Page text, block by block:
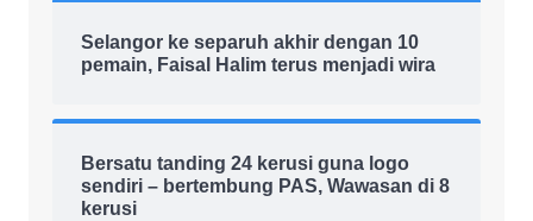
Selangor ke separuh akhir dengan 10
pemain, Faisal Halim terus menjadi wira
Bersatu tanding 24 kerusi guna logo
sendiri – bertembung PAS, Wawasan di 8
kerusi